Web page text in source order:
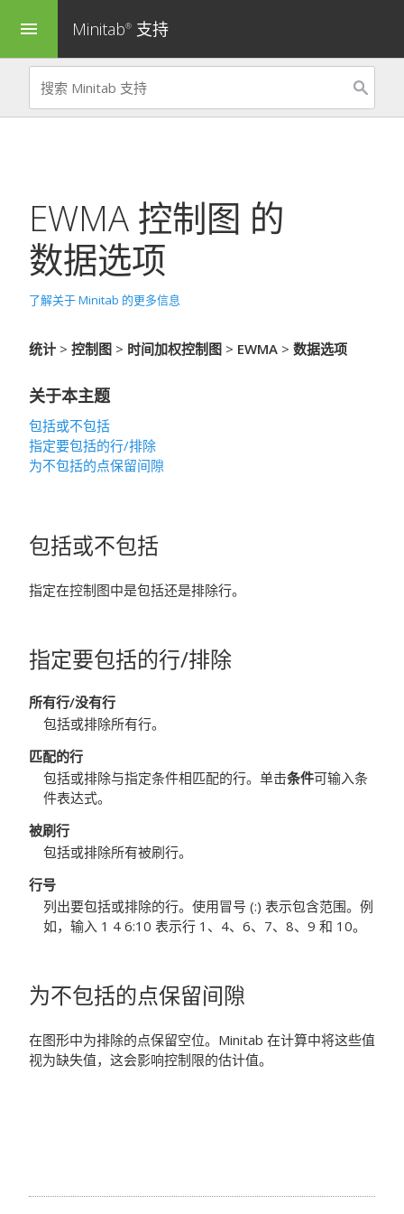
menu Minitab® 支持
EWMA 控制图 的
数据选项
了解关于 Minitab 的更多信息
统计 > 控制图 > 时间加权控制图 > EWMA > 数据选项
关于本主题
包括或不包括
指定要包括的行/排除
为不包括的点保留间隙
包括或不包括
指定在控制图中是包括还是排除行。
指定要包括的行/排除
所有行/没有行
包括或排除所有行。
匹配的行
包括或排除与指定条件相匹配的行。单击条件可输入条
件表达式。
被刷行
包括或排除所有被刷行。
行号
列出要包括或排除的行。使用冒号 (:) 表示包含范围。例
如，输入 1 4 6:10 表示行 1、4、6、7、8、9 和 10。
为不包括的点保留间隙
在图形中为排除的点保留空位。Minitab 在计算中将这些值
视为缺失值，这会影响控制限的估计值。